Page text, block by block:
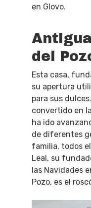
en Glovo.
del
Esta casa,
su apertura
para sus
convertido en
ha ido
de diferentes
familia, todos
Leal, su
las Navidades
Pozo, es el